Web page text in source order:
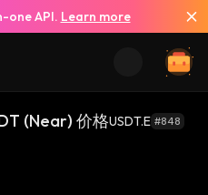
one API. Learn more
(Near) 价格USDT.E #848